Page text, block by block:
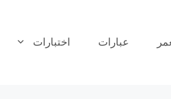
عبارات اختبارات